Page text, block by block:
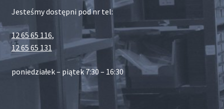
Jesteśmy dostępni pod nr tel:
12 65 65 116,
12 65 65 131
poniedziałek – piątek 7:30 – 16:30